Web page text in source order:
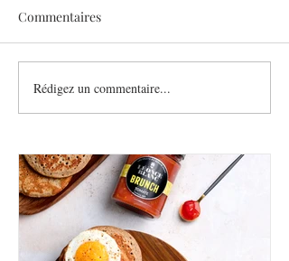
Commentaires
Rédigez un commentaire...